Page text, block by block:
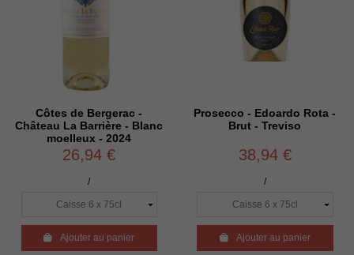
Côtes de Bergerac -
Château La Barrière - Blanc
moelleux - 2024
26,94 €
/
Ajouter au panier
Prosecco - Edoardo Rota -
Brut - Treviso
38,94 €
/
Ajouter au panier